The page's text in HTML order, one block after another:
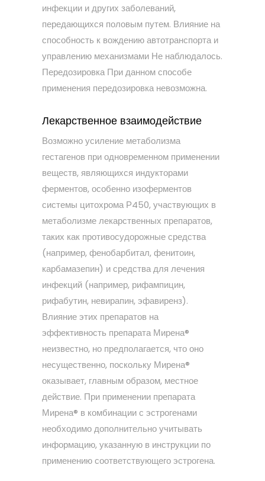
инфекции и других заболеваний,
передающихся половым путем. Влияние на
способность к вождению автотранспорта и
управлению механизмами Не наблюдалось.
Передозировка При данном способе
применения передозировка невозможна.
Лекарственное взаимодействие
Возможно усиление метаболизма
гестагенов при одновременном применении
веществ, являющихся индукторами
ферментов, особенно изоферментов
системы цитохрома Р450, участвующих в
метаболизме лекарственных препаратов,
таких как противосудорожные средства
(например, фенобарбитал, фенитоин,
карбамазепин) и средства для лечения
инфекций (например, рифампицин,
рифабутин, невирапин, эфавиренз).
Влияние этих препаратов на
эффективность препарата Мирена®
неизвестно, но предполагается, что оно
несущественно, поскольку Мирена®
оказывает, главным образом, местное
действие. При применении препарата
Мирена® в комбинации с эстрогенами
необходимо дополнительно учитывать
информацию, указанную в инструкции по
применению соответствующего эстрогена.